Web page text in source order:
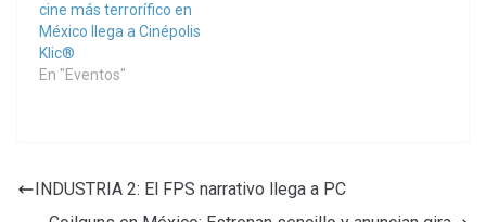
cine más terrorífico en
México llega a Cinépolis
Klic®
En "Eventos"
INDUSTRIA 2: El FPS narrativo llega a PC